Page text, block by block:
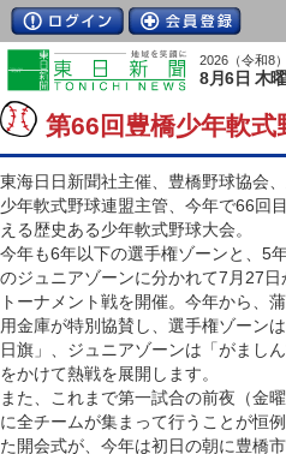
2026（令和8
8月6日 木
第66回豊橋少年軟式
東海日日新聞社主催、豊橋野球協会
少年軟式野球連盟主管、今年で66回
える歴史ある少年軟式野球大会。
今年も6年以下の選手権ゾーンと、5
のジュニアゾーンに分かれて7月27日
トーナメント戦を開催。今年から、
用金庫が特別協賛し、選手権ゾーン
日旗」、ジュニアゾーンは「がましん
をかけて熱戦を展開します。
また、これまで第一試合の前夜（金曜
に全チームが集まって行うことが恒
た開会式が、今年は初日の朝に豊橋